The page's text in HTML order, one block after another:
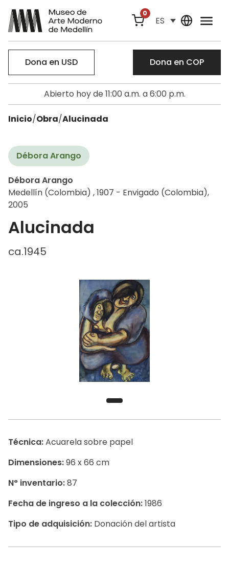
0
ES
Dona en USD Dona en COP
Abierto hoy de 11:00 a.m. a 6:00 p.m.
Inicio/Obra/Alucinada
Débora Arango
Débora Arango
Medellín (Colombia) , 1907 - Envigado (Colombia),
2005
Alucinada
ca.1945
Técnica:Acuarela sobre papel
Dimensiones:96 x 66 cm
N° inventario:87
Fecha de ingreso a la colección:1986
Tipo de adquisición: Donación del artista